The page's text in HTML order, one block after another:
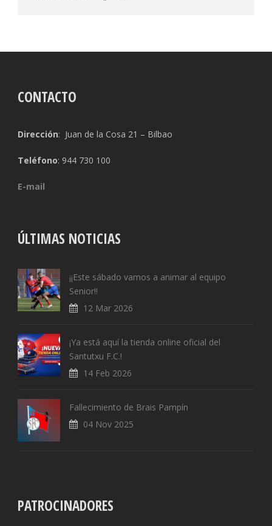
CONTACTO
Dirección: Juan de la Cosa 21 – Bilbao
Teléfono: 944 730 100
E-mail
ÚLTIMAS NOTICIAS
¡¡Este sábado vamos a animar al equipo
Senior!!
12 Mar 2026
¡Ya está aquí la tienda online oficial del
Santutxu F.C.!
14 Feb 2026
Fallecimiento de Brais Pampín
04 Nov 2025
PATROCINADORES